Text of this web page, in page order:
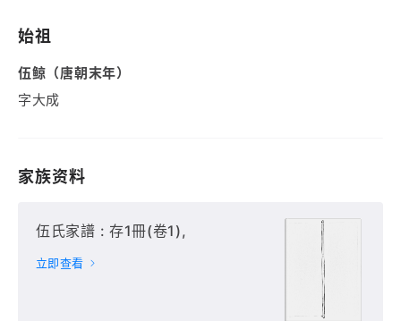
始祖
伍鲸（唐朝末年）
字大成
家族资料
伍氏家譜 : 存1冊(卷1),
立即查看